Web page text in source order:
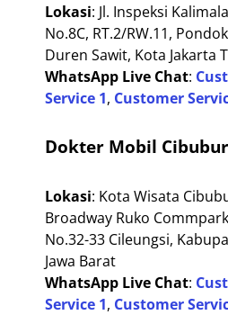
Lokasi: Jl. Inspeksi
No.8C, RT.2/RW.11,
Duren Sawit, Kota Jakarta
WhatsApp Live Chat:
Service 1, Customer
Dokter Mobil
Lokasi: Kota Wisata
Broadway Ruko
No.32-33 Cileungsi,
Jawa Barat
WhatsApp Live Chat:
Service 1, Customer